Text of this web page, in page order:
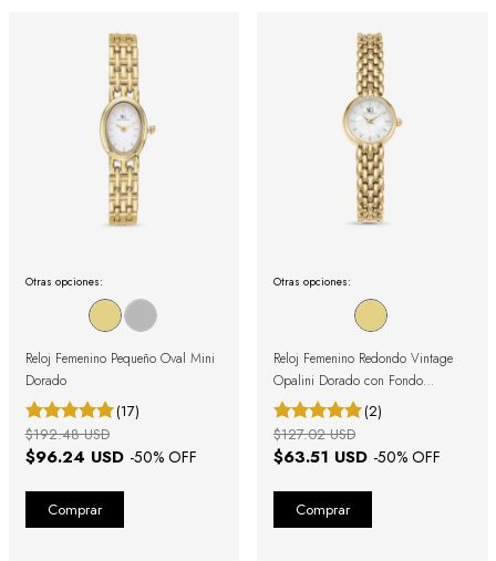
Otras opciones:
Reloj Femenino Pequeño Oval Mini
Dorado
(17)
$96.24 USD -50% OFF
$192.48 USD
Otras opciones:
Reloj Femenino Redondo Vintage
Opalini Dorado con Fondo
Nacarado
(2)
$63.51 USD -50% OFF
$127.02 USD